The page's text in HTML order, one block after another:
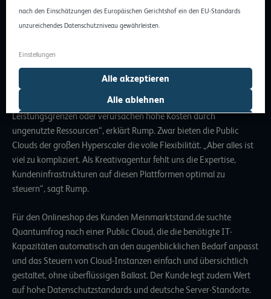
automatisieren und insgesamt so einfach wie möglich zu halten.
Doch der Cloud-Markt bietet für mittelständische Dienstleister
kaum passende Angebote: „Standard-Pakete bei Hostern sind
entweder zu klein oder viel zu groß. Instanzen geraten schnell an
Leistungsgrenzen oder verursachen hohe Kosten durch
ungenutzte Ressourcen“, erklärt Rump. Zwar bieten die Public
Clouds der großen Hyperscaler die volle Flexibilität. „Aber alles ist
viel zu kompliziert. Als Kreativagentur fehlt uns die Expertise,
Kundeninfrastrukturen auf diesen Plattformen optimal zu
steuern“, sagt Rump.
Für den Onlineshop des Kunden Meinmarktstand.desuchte
Quantumfrog nach einer Public Cloud, die die benötigte IT-
Kapazitäten automatisch an den augenblicklichen Bedarf anpasst
und das Steuern von Cloud-Instanzen einfach und übersichtlich
gestaltet, ohne überflüssigen Ballast. Der Kunde legt zudem Wert
auf hohe Datenschutzstandards und deutsche Server-Standorte.
nach den Einschätzungen des Europäischen Gerichtshof ein den EU-Standards
unzureichendes Datenschutzniveau gewährleisten.
Einstellungen
Auswahl erlauben
Alle ablehnen
Alle akzeptieren